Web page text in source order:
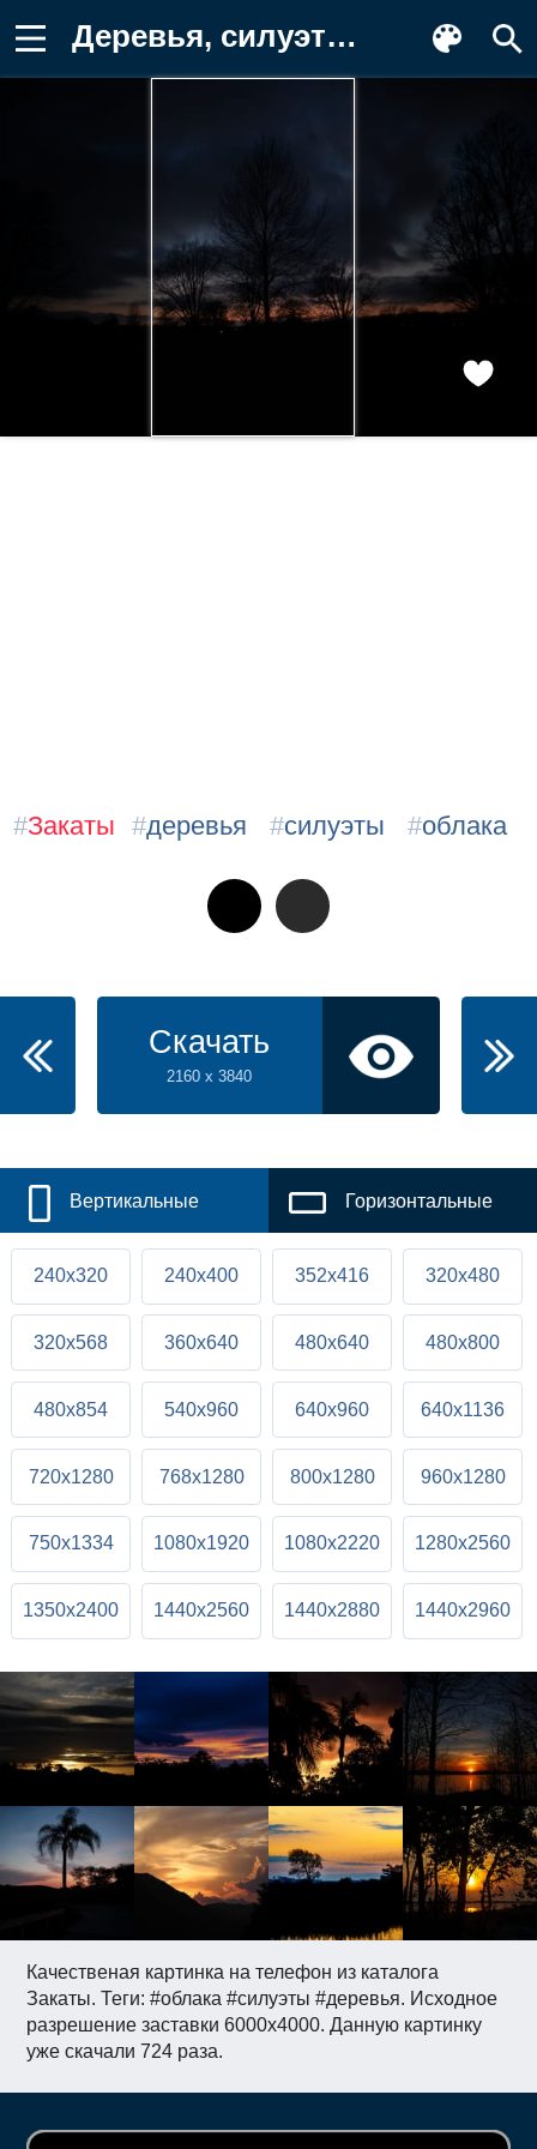
Деревья, силуэты, облака Обои для телефона
Качественая картинка на телефон из каталога
Закаты. Теги: #облака #силуэты #деревья. Исходное
разрешение заставки 6000x4000. Данную картинку
уже скачали 724 раза.
#Закаты #деревья #силуэты #облака
Скачать
2160 x 3840
Вертикальные Горизонтальные
240x320 240x400 352x416 320x480
320x568 360x640 480x640 480x800
480x854 540x960 640x960 640x1136
720x1280 768x1280 800x1280 960x1280
750x1334 1080x1920 1080x2220 1280x2560
1350x2400 1440x2560 1440x2880 1440x2960